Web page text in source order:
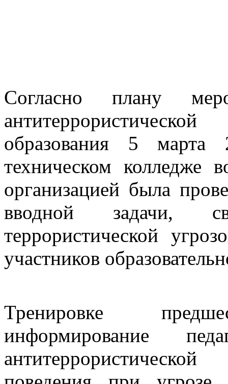
Согласно плану
образования 5
техническом колледже
организацией была
вводной задачи,
террористической
участников
Тренировке
информирование